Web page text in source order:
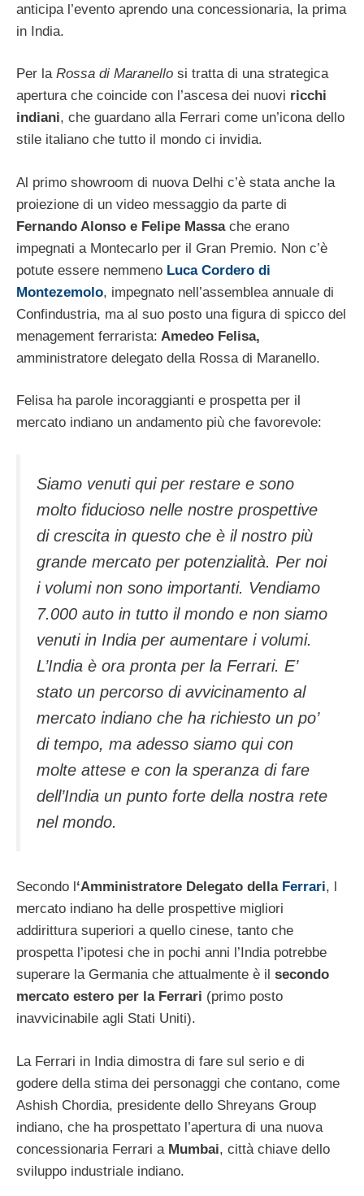
anticipa l’evento aprendo una concessionaria, la prima
in India.
Per la Rossa di Maranello si tratta di una strategica
apertura che coincide con l’ascesa dei nuovi ricchi
indiani, che guardano alla Ferrari come un’icona dello
stile italiano che tutto il mondo ci invidia.
Al primo showroom di nuova Delhi c’è stata anche la
proiezione di un video messaggio da parte di
Fernando Alonso e Felipe Massache erano
impegnati a Montecarlo per il Gran Premio. Non c’è
potute essere nemmeno Luca Cordero di
Montezemolo, impegnato nell’assemblea annuale di
Confindustria, ma al suo posto una figura di spicco del
menagement ferrarista: Amedeo Felisa,
amministratore delegato della Rossa di Maranello.
Felisa ha parole incoraggianti e prospetta per il
mercato indiano un andamento più che favorevole:
Siamo venuti qui per restare e sono
molto fiducioso nelle nostre prospettive
di crescita in questo che è il nostro più
grande mercato per potenzialità. Per noi
i volumi non sono importanti. Vendiamo
7.000 auto in tutto il mondo e non siamo
venuti in India per aumentare i volumi.
L’India è ora pronta per la Ferrari. E’
stato un percorso di avvicinamento al
mercato indiano che ha richiesto un po’
di tempo, ma adesso siamo qui con
molte attese e con la speranza di fare
dell’India un punto forte della nostra rete
nel mondo.
Secondo l ‘Amministratore Delegato della Ferrari, l
mercato indiano ha delle prospettive migliori
addirittura superiori a quello cinese, tanto che
prospetta l’ipotesi che in pochi anni l’India potrebbe
superare la Germania che attualmente è il secondo
mercato estero per la Ferrari (primo posto
inavvicinabile agli Stati Uniti).
La Ferrari in India dimostra di fare sul serio e di
godere della stima dei personaggi che contano, come
Ashish Chordia, presidente dello Shreyans Group
indiano, che ha prospettato l’apertura di una nuova
concessionaria Ferrari a Mumbai, città chiave dello
sviluppo industriale indiano.